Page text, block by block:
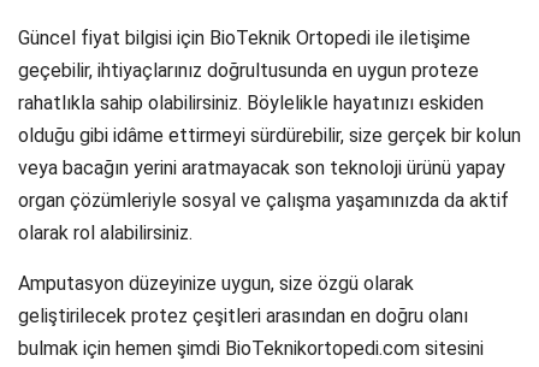
Güncel fiyat bilgisi için BioTeknik Ortopedi ile iletişime
geçebilir, ihtiyaçlarınız doğrultusunda en uygun proteze
rahatlıkla sahip olabilirsiniz. Böylelikle hayatınızı eskiden
olduğu gibi idâme ettirmeyi sürdürebilir, size gerçek bir kolun
veya bacağın yerini aratmayacak son teknoloji ürünü yapay
organ çözümleriyle sosyal ve çalışma yaşamınızda da aktif
olarak rol alabilirsiniz.
Amputasyon düzeyinize uygun, size özgü olarak
geliştirilecek protez çeşitleri arasından en doğru olanı
bulmak için hemen şimdi BioTeknikortopedi.com sitesini